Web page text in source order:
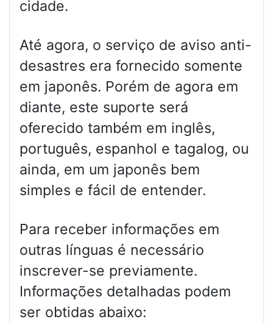
cidade.
Até agora, o serviço de aviso anti-
desastres era fornecido somente
em japonês. Porém de agora em
diante, este suporte será
oferecido também em inglês,
português, espanhol e tagalog, ou
ainda, em um japonês bem
simples e fácil de entender.
Para receber informações em
outras línguas é necessário
inscrever-se previamente.
Informações detalhadas podem
ser obtidas abaixo: